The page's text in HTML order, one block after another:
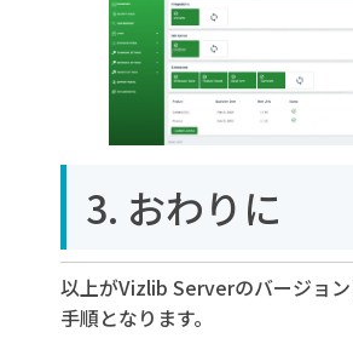
3. おわりに
以上がVizlib Serverのバージョ
手順となります。